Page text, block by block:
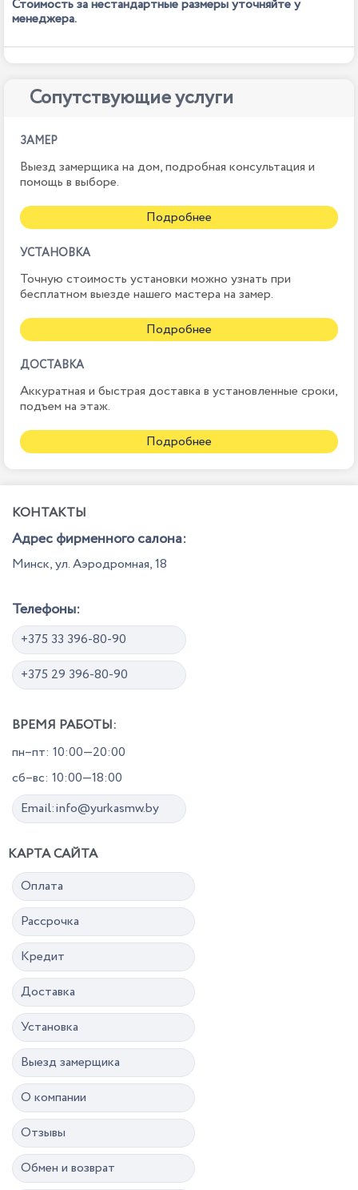
Стоимость за нестандартные размеры уточняйте у
менеджера.
Сопутствующие услуги
ЗАМЕР
Выезд замерщика на дом, подробная консультация и
помощь в выборе.
Подробнее
УСТАНОВКА
Точную стоимость установки можно узнать при
бесплатном выезде нашего мастера на замер.
Подробнее
ДОСТАВКА
Аккуратная и быстрая доставка в установленные сроки,
подъем на этаж.
Подробнее
КОНТАКТЫ
Адрес фирменного салона:
Минск, ул. Аэродромная, 18
Телефоны:
+375 33 396-80-90
+375 29 396-80-90
ВРЕМЯ РАБОТЫ:
пн–пт: 10:00—20:00
сб–вс: 10:00—18:00
Email:info@yurkasmw.by
КАРТА САЙТА
Оплата
Рассрочка
Кредит
Доставка
Установка
Выезд замерщика
О компании
Отзывы
Обмен и возврат